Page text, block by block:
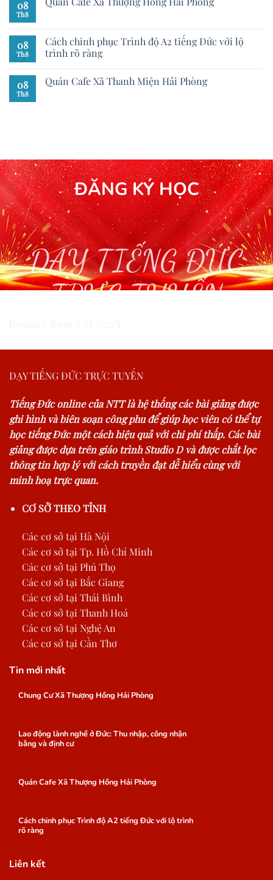
08
Th8
08
Th8
Cách chinh phục Trình độ A2 tiếng Đức với lộ
trình rõ ràng
08
Th8
Quán Cafe Xã Thanh Miện Hải Phòng
ĐĂNG KÝ HỌC
DẠY TIẾNG ĐỨC
TRỰC TUYẾN
DẠY TIẾNG ĐỨC TRỰC TUYẾN
Tiếng Đức online của NTT là hệ thống các bài giảng được
ghi hình và biên soạn công phu để giúp học viên có thể tự
học tiếng Đức một cách hiệu quả với chi phí thấp. Các bài
giảng được dựa trên giáo trình Studio D và được chắt lọc
thông tin hợp lý với cách truyền đạt dễ hiểu cùng với
minh hoạ trực quan.
CƠ SỞ THEO TỈNH
Các cơ sở tại Hà Nội
Các cơ sở tại Tp. Hồ Chí Minh
Các cơ sở tại Phú Thọ
Các cơ sở tại Bắc Giang
Các cơ sở tại Thái Bình
Các cơ sở tại Thanh Hoá
Các cơ sở tại Nghệ An
Các cơ sở tại Cần Thơ
Tin mới nhất
Chung Cư Xã Thượng Hồng Hải Phòng
Lao động lành nghề ở Đức: Thu nhập, công nhận
bằng và định cư
Quán Cafe Xã Thượng Hồng Hải Phòng
Cách chinh phục Trình độ A2 tiếng Đức với lộ trình
rõ ràng
Liên kết